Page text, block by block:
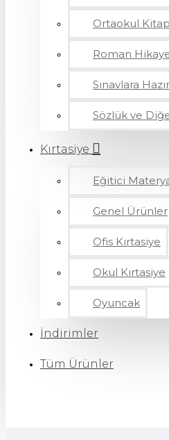
Ortaokul
Roman
Sınavlara
Sözlük ve
Kırtasiye
Eğitici
Genel Ürünler
Ofis Kırtasiye
Okul Kırtasiye
Oyuncak
İndirimler
Tüm Ürünler